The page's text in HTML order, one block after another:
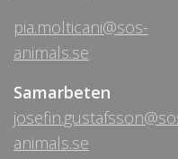
pia.molticani@sos-
animals.se
Samarbeten
animals.se